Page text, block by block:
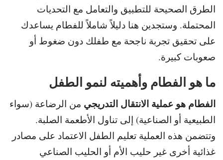
الطرق الصحيحة للتطبيق والتعامل مع التحديات
المحتملة. وستجدين هنا دليلاً شاملاً للفطام يساعدك
على تحقيق تجربة ناجحة مع طفلك دون ضغوط أو
صعوبات كبيرة.
ما هو الفطام وأهميته لنمو الطفل
الفطام هو عملية الانتقال التدريجي من الرضاعة (سواء
الطبيعية أو الصناعية) إلى تناول الأطعمة الصلبة.
وتتضمن هذه العملية تعليم الطفل الاعتماد على مصادر
غذائية أخرى غير حليب الأم أو الحليب الصناعي